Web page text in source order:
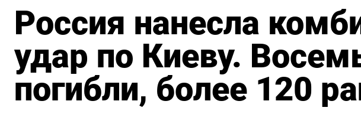
Россия нанесла
удар по Киеву.
погибли, более 120